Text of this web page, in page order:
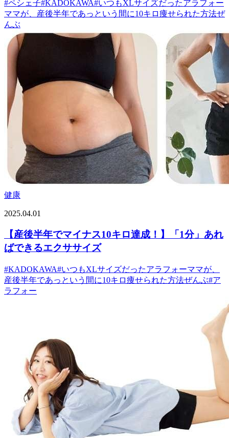
#ペシェ子#KADOKAWA#いつもXLサイズだったアラフォー
ママが、産後半年であっという間に10キロ痩せられた方法ぜ
んぶ
健康
2025.04.01
【産後半年でマイナス10キロ達成！】「1分」あれ
ばできるエクササイズ
#KADOKAWA#いつもXLサイズだったアラフォーママが、
産後半年であっという間に10キロ痩せられた方法ぜんぶ#ア
ラフォー